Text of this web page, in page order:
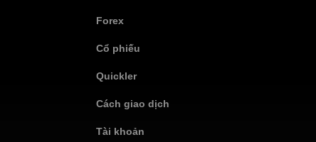
Forex
Cổ phiếu
Quickler
Cách giao dịch
Tài khoản